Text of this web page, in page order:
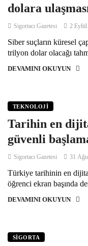
dolara
Sigortacı Gazetesi 2
Siber suçların küresel
trilyon dolar olacağı
DEVAMINI OKUYUN
TEKNOLOJI
Tarihin en
güvenli
Sigortacı Gazetesi 31
Türkiye tarihinin en
öğrenci ekran başında
DEVAMINI OKUYUN
SIGORTA